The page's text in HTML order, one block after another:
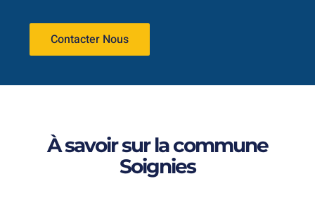
Contacter Nous
À savoir sur la commune
Soignies